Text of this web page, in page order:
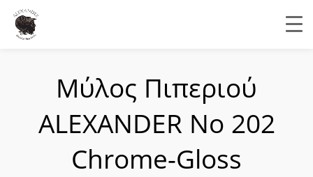
Μύλος Πιπεριού
ALEXANDER Νο 202
Chrome-Gloss